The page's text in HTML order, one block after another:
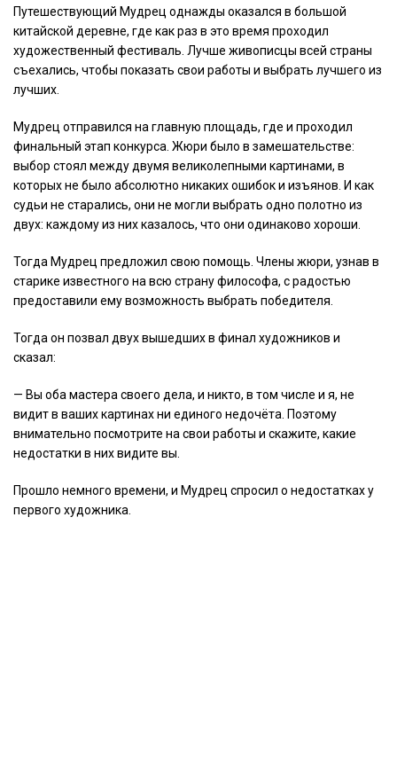
Путешествующий Мудрец однажды оказался в большой
китайской деревне, где как раз в это время проходил
художественный фестиваль. Лучше живописцы всей страны
съехались, чтобы показать свои работы и выбрать лучшего из
лучших.
Мудрец отправился на главную площадь, где и проходил
финальный этап конкурса. Жюри было в замешательстве:
выбор стоял между двумя великолепными картинами, в
которых не было абсолютно никаких ошибок и изъянов. И как
судьи не старались, они не могли выбрать одно полотно из
двух: каждому из них казалось, что они одинаково хороши.
Тогда Мудрец предложил свою помощь. Члены жюри, узнав в
старике известного на всю страну философа, с радостью
предоставили ему возможность выбрать победителя.
Тогда он позвал двух вышедших в финал художников и
сказал:
— Вы оба мастера своего дела, и никто, в том числе и я, не
видит в ваших картинах ни единого недочёта. Поэтому
внимательно посмотрите на свои работы и скажите, какие
недостатки в них видите вы.
Прошло немного времени, и Мудрец спросил о недостатках у
первого художника.